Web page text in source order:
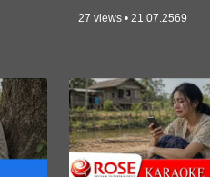
27 views • 21.07.2569